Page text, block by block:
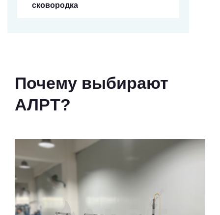
сковородка
Почему выбирают
АЛРТ?